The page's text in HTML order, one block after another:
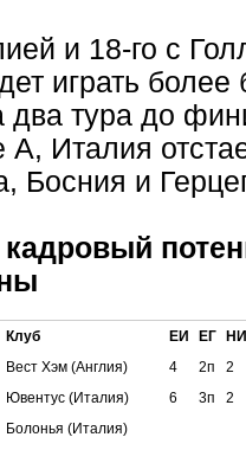
и 18-го с
играть более
два тура до
А, Италия
Босния и
Клуб ЕИ ЕГ
НИ
Вест Хэм (Англия) 4 2п
2
Ювентус (Италия) 6 3п
2
Болонья (Италия)